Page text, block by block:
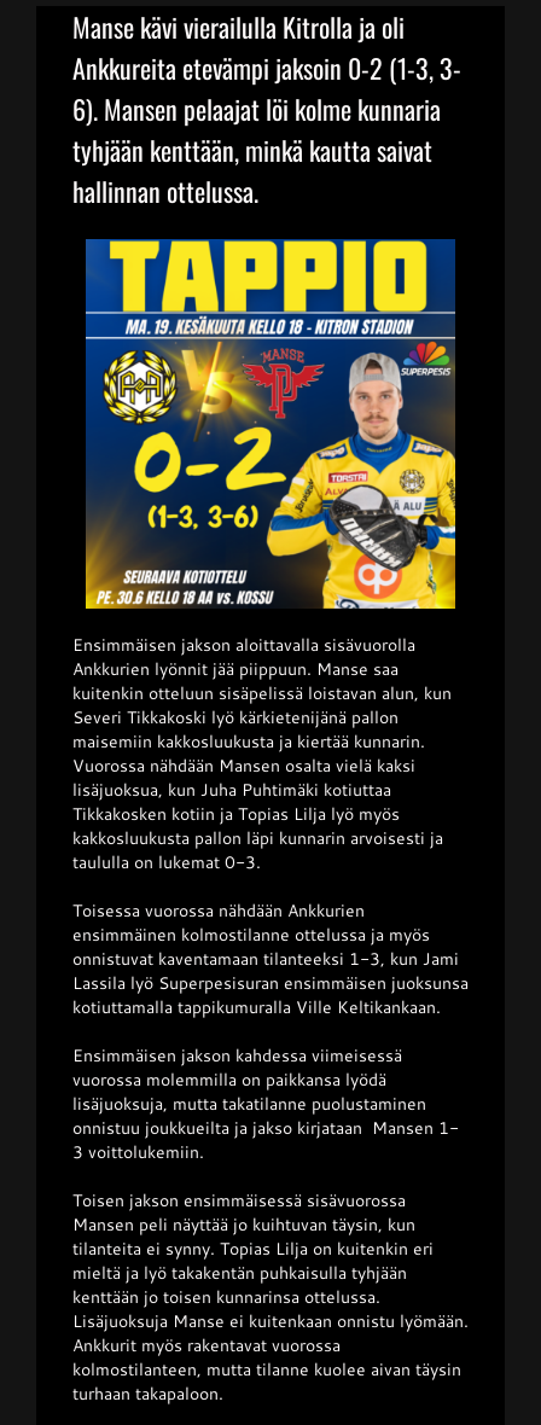
Junnupesis
Fanituotteet
Info
Yhteystiedot
Manse kävi vierailulla Kitrolla ja oli
Ankkureita etevämpi jaksoin 0-2 (1-3, 3-
6). Mansen pelaajat löi kolme kunnaria
tyhjään kenttään, minkä kautta saivat
hallinnan ottelussa.
Ensimmäisen jakson aloittavalla sisävuorolla
Ankkurien lyönnit jää piippuun. Manse saa
kuitenkin otteluun sisäpelissä loistavan alun, kun
Severi Tikkakoski lyö kärkietenijänä pallon
maisemiin kakkosluukusta ja kiertää kunnarin.
Vuorossa nähdään Mansen osalta vielä kaksi
lisäjuoksua, kun Juha Puhtimäki kotiuttaa
Tikkakosken kotiin ja Topias Lilja lyö myös
kakkosluukusta pallon läpi kunnarin arvoisesti ja
taululla on lukemat 0-3.
Toisessa vuorossa nähdään Ankkurien
ensimmäinen kolmostilanne ottelussa ja myös
onnistuvat kaventamaan tilanteeksi 1-3, kun Jami
Lassila lyö Superpesisuran ensimmäisen juoksunsa
kotiuttamalla tappikumuralla Ville Keltikankaan.
Ensimmäisen jakson kahdessa viimeisessä
vuorossa molemmilla on paikkansa lyödä
lisäjuoksuja, mutta takatilanne puolustaminen
onnistuu joukkueilta ja jakso kirjataan Mansen 1-
3 voittolukemiin.
Toisen jakson ensimmäisessä sisävuorossa
Mansen peli näyttää jo kuihtuvan täysin, kun
tilanteita ei synny. Topias Lilja on kuitenkin eri
mieltä ja lyö takakentän puhkaisulla tyhjään
kenttään jo toisen kunnarinsa ottelussa.
Lisäjuoksuja Manse ei kuitenkaan onnistu lyömään.
Ankkurit myös rakentavat vuorossa
kolmostilanteen, mutta tilanne kuolee aivan täysin
turhaan takapaloon.